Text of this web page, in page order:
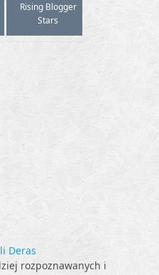
Rising Blogger
Stars
Deras
rozpoznawanych i